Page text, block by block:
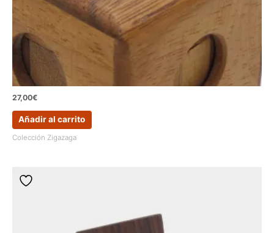
27,00€
Añadir al carrito
Colección Zigazaga